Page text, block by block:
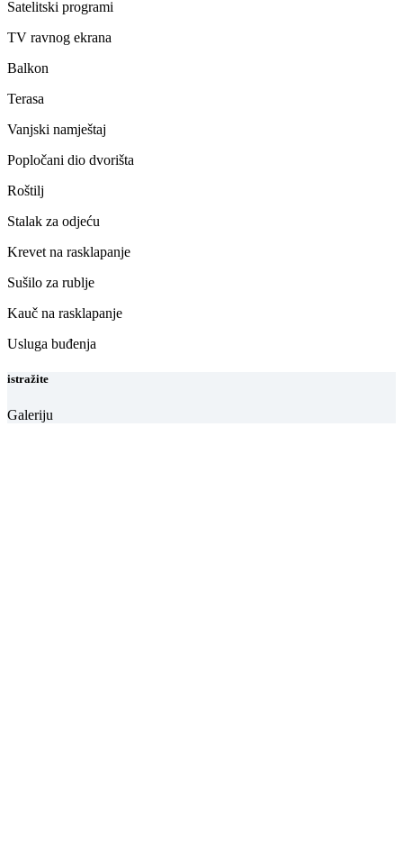
Satelitski programi
TV ravnog ekrana
Balkon
Terasa
Vanjski namještaj
Popločani dio dvorišta
Roštilj
Stalak za odjeću
Krevet na rasklapanje
Sušilo za rublje
Kauč na rasklapanje
Usluga buđenja
istražite
Galeriju